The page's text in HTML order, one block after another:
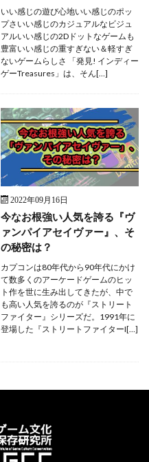
いい感じの遊び心地いい感じのポッ
プさいい感じのカジュアルなビジュ
アルいい感じの2Dドットなゲームも
豊富いい感じの重すぎない＆軽すぎ
ないゲームらしさ 「発見! インディー
ゲーTreasures」は、そん[…]
2022年09月16日
今なお根強い人気を誇る『ヴ
ァンパイアセイヴァー』、そ
の秘密は？
カプコンは80年代から90年代にかけ
て数多くのアーケードゲームのヒッ
ト作を世に生み出してきたが、中で
も高い人気を誇るのが『ストリート
ファイター』シリーズだ。1991年に
登場した『ストリートファイターI[…]